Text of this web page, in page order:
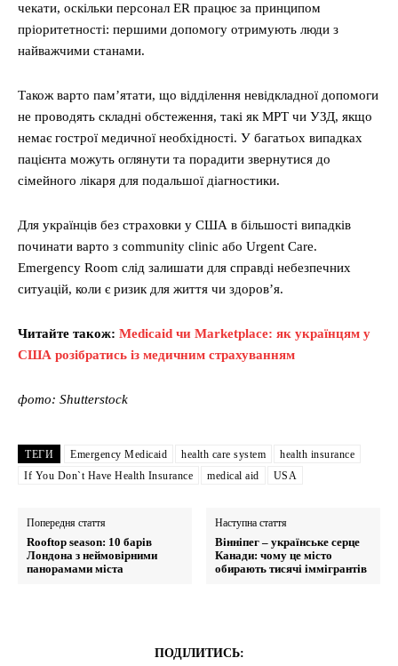
чекати, оскільки персонал ER працює за принципом
пріоритетності: першими допомогу отримують люди з
найважчими станами.
Також варто пам’ятати, що відділення невідкладної допомоги
не проводять складні обстеження, такі як МРТ чи УЗД, якщо
немає гострої медичної необхідності. У багатьох випадках
пацієнта можуть оглянути та порадити звернутися до
сімейного лікаря для подальшої діагностики.
Для українців без страховки у США в більшості випадків
починати варто з community clinic або Urgent Care.
Emergency Room слід залишати для справді небезпечних
ситуацій, коли є ризик для життя чи здоров’я.
Читайте також: Medicaid чи Marketplace: як українцям у
США розібратись із медичним страхуванням
фото: Shutterstock
ТЕГИ Emergency Medicaid health care system
health insurance
If You Don`t Have Health Insurance
medical aid USA
Попередня стаття
Rooftop season: 10 барів
Лондона з неймовірними
панорамами міста
Наступна стаття
Вінніпег – українське серце
Канади: чому це місто
обирають тисячі іммігрантів
ПОДІЛИТИСЬ: